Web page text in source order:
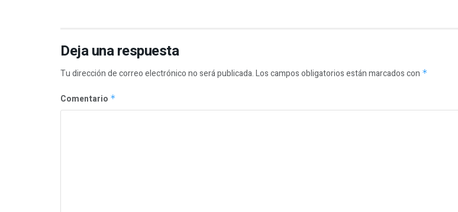
Deja una respuesta
Tu dirección de correo electrónico no será publicada.Los campos obligatorios están marcados con *
Comentario *